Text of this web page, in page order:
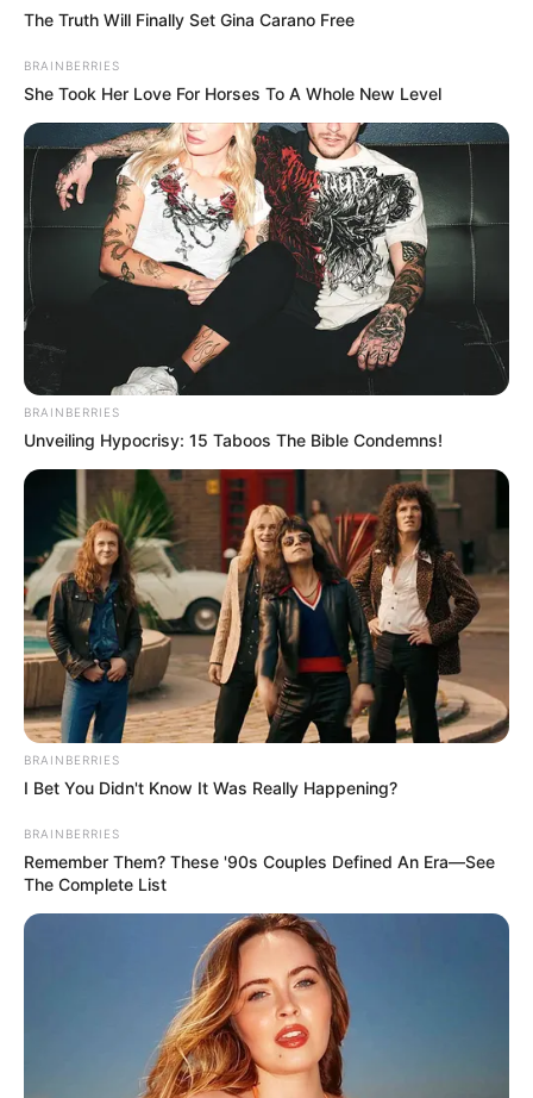
เจ้าหมอดู
เนื้อหาที่ได้รับการโปรโมต
Columbus Adults Are Fixing High Blood Sugar
Spikes At Home (Recipe)
GLYCOGEN SUPPORT
The 10 Most Stunning Women From Lebanon -
Who Is Your Favorite?
The Truth Will Finally Set Gina Carano Free
BRAINBERRIES
She Took Her Love For Horses To A Whole New Level
BRAINBERRIES
Unveiling Hypocrisy: 15 Taboos The Bible Condemns!
BRAINBERRIES
I Bet You Didn't Know It Was Really Happening?
BRAINBERRIES
Remember Them? These '90s Couples Defined An Era—See
The Complete List